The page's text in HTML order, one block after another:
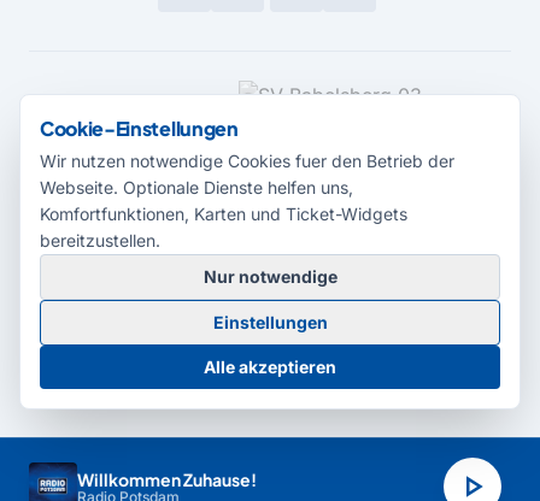
Willkommen Zuhause!
Radio Potsdam play_arrow
MEDIENPARTNER
© 2026 Radio Potsdam. Webseite entwickelt durch dieMedienagentur
Babelsberg
BarrierefreiheitserklärungAGBDatenschutzImpressum
Cookie-Einstellungen
Cookie-Einstellungen
Wir nutzen notwendige Cookies fuer den Betrieb der
Webseite. Optionale Dienste helfen uns,
Komfortfunktionen, Karten und Ticket-Widgets
bereitzustellen.
Nur notwendige
Einstellungen
Alle akzeptieren